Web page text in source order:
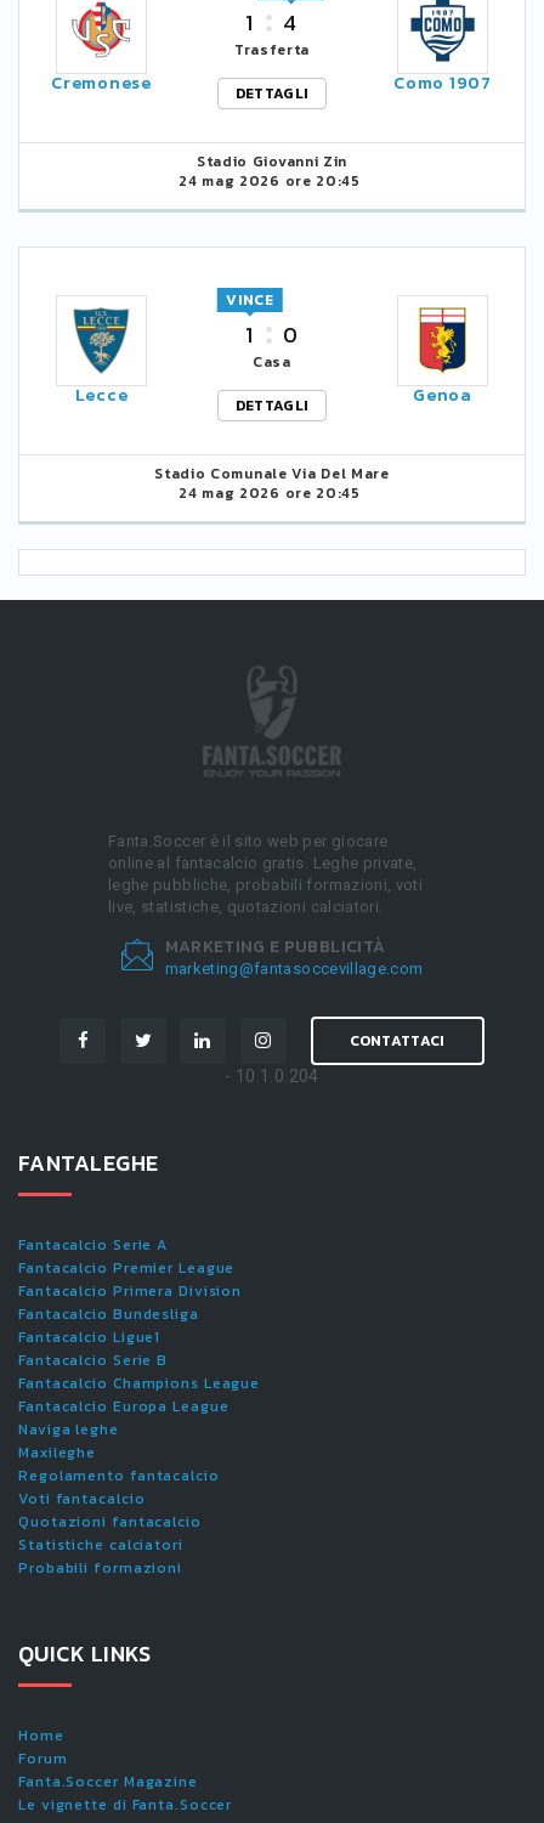
Cremonese
1 4
Trasferta
DETTAGLI
Como 1907
Stadio Giovanni Zin
24 mag 2026 ore 20:45
Lecce
1
VINCE
0
Casa
DETTAGLI
Genoa
Stadio Comunale Via Del Mare
24 mag 2026 ore 20:45
Fanta.Soccer è il sito web per giocare
online al fantacalcio gratis. Leghe private,
leghe pubbliche, probabili formazioni, voti
live, statistiche, quotazioni calciatori.
MARKETING E PUBBLICITÀ
marketing@fantasoccevillage.com
CONTATTACI
- 10.1.0.204
FANTALEGHE
Fantacalcio Serie A
Fantacalcio Premier League
Fantacalcio Primera Division
Fantacalcio Bundesliga
Fantacalcio Ligue1
Fantacalcio Serie B
Fantacalcio Champions League
Fantacalcio Europa League
Naviga leghe
Maxileghe
Regolamento fantacalcio
Voti fantacalcio
Quotazioni fantacalcio
Statistiche calciatori
Probabili formazioni
QUICK LINKS
Home
Forum
Fanta.Soccer Magazine
Le vignette di Fanta.Soccer